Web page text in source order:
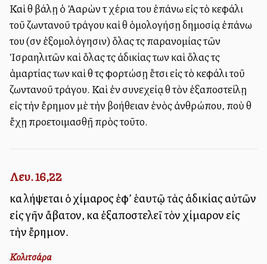
Καὶ θὰ βάλῃ ὁ Ἀαρὼν τὰ χέρια του ἐπάνω εἰς τὸ κεφάλι
τοῦ ζωντανοῦ τράγου καὶ θὰ ὁμολογήσῃ δημοσίᾳ ἐπάνω
του (σὰν ἐξομολόγησιν) ὅλας τὰς παρανομίας τῶν
Ἰσραηλιτῶν καὶ ὅλας τὰς ἀδικίας των καὶ ὅλας τὰς
ἁμαρτίας των καὶ θὰ τὰς φορτώσῃ ἔτσι εἰς τὸ κεφάλι τοῦ
ζωντανοῦ τράγου. Καὶ ἐν συνεχείᾳ θὰ τὸν ἐξαποστείλῃ
εἰς τὴν ἔρημον μὲ τὴν βοήθειαν ἐνὸς ἀνθρώπου, ποὺ θὰ
ἔχῃ προετοιμασθῇ πρὸς τοῦτο.
Λευ. 16,22
καὶ λήψεται ὁ χίμαρος ἐφ’ ἑαυτῷ τὰς ἀδικίας αὐτῶν
εἰς γῆν ἄβατον, καὶ ἐξαποστελεῖ τὸν χίμαρον εἰς
τὴν ἔρημον.
Κολιτσάρα